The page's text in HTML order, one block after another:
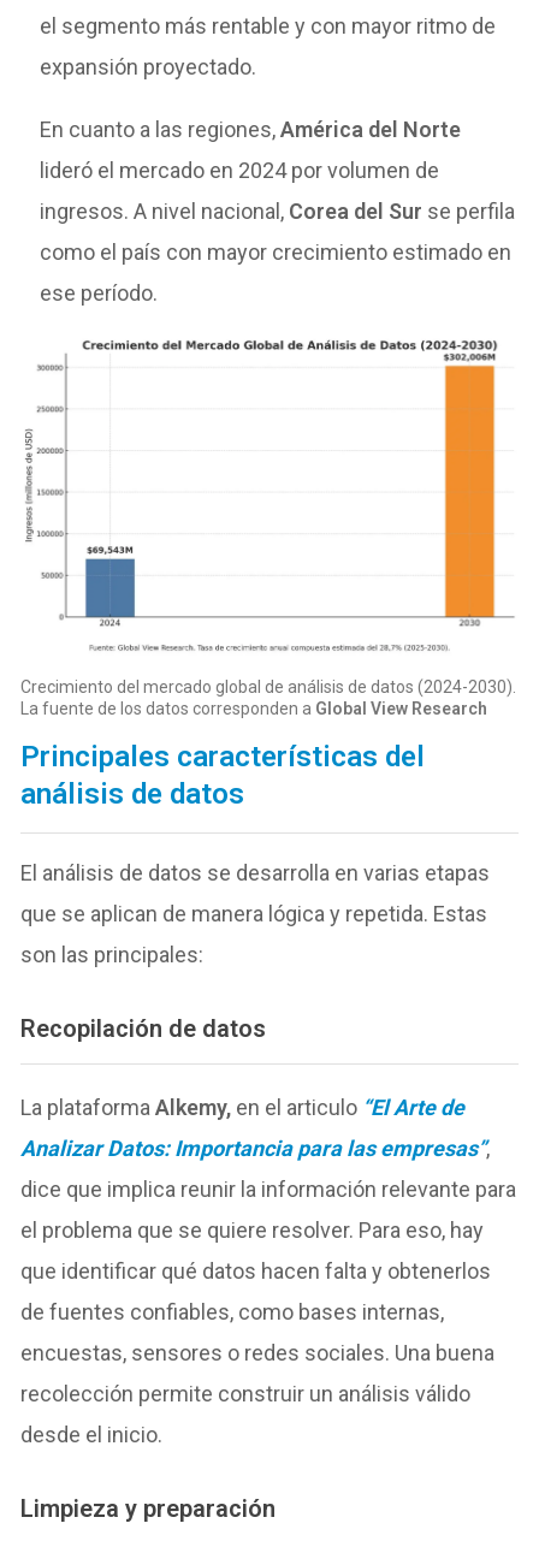
el segmento más rentable y con mayor ritmo de
expansión proyectado.
En cuanto a las regiones,América del Norte
lideró el mercado en 2024 por volumen de
ingresos. A nivel nacional, Corea del Sur se perfila
como el país con mayor crecimiento estimado en
ese período.
Crecimiento del mercado global de análisis de datos (2024-2030).
La fuente de los datos corresponden a Global View Research
Principales características del
análisis de datos
El análisis de datos se desarrolla en varias etapas
que se aplican de manera lógica y repetida. Estas
son las principales:
Recopilación de datos
La plataformaAlkemy, en el articulo “El Arte de
Analizar Datos: Importancia para las empresas”,
dice que implica reunir la información relevante para
el problema que se quiere resolver. Para eso, hay
que identificar qué datos hacen falta y obtenerlos
de fuentes confiables, como bases internas,
encuestas, sensores o redes sociales. Una buena
recolección permite construir un análisis válido
desde el inicio.
Limpieza y preparación